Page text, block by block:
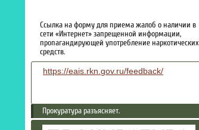
Ссылка на форму для приема жалоб о наличии в
сети «Интернет» запрещенной информации,
пропагандирующей употребление наркотических
средств.
https://eais.rkn.gov.ru/feedback/
Прокуратура разъясняет.